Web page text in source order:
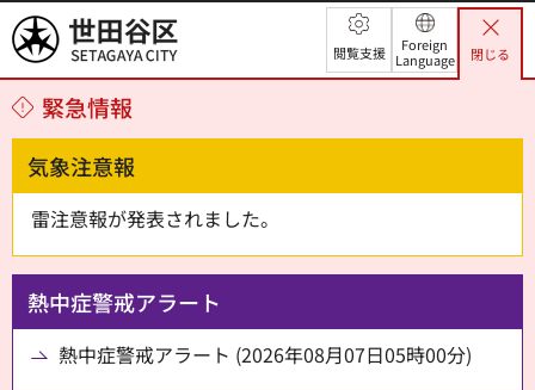
世田谷区 閲覧支援
Foreign
Language
閉じる
緊急情報
気象注意報
雷注意報が発表されました。
熱中症警戒アラート
熱中症警戒アラート (2026年08月07日05時00分)